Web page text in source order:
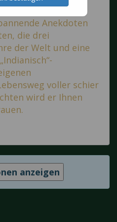
Museum.
Anekdoten
die drei
der Welt und eine
voller schier
wird er Ihnen
anzeigen